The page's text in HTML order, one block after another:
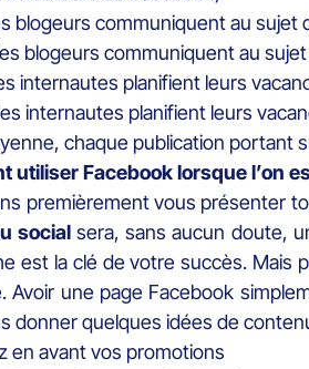
blogeurs communiquent au
blogeurs communiquent au
internautes planifient leurs
internautes planifient leurs
chaque publication portant
utiliser Facebook lorsque l’on
premièrement vous présenter
social sera, sans aucun doute,
est la clé de votre succès. Mais
Avoir une page Facebook
donner quelques idées de
en avant vos promotions